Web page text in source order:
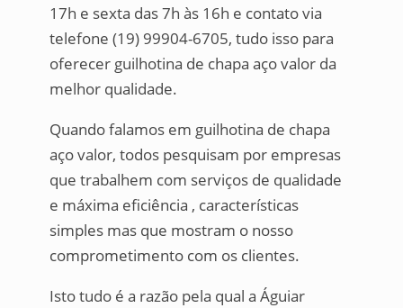
17h e sexta das 7h às 16h e contato via
telefone (19) 99904-6705, tudo isso para
oferecer guilhotina de chapa aço valor da
melhor qualidade.
Quando falamos em guilhotina de chapa
aço valor, todos pesquisam por empresas
que trabalhem com serviços de qualidade
e máxima eficiência , características
simples mas que mostram o nosso
comprometimento com os clientes.
Isto tudo é a razão pela qual a Águiar